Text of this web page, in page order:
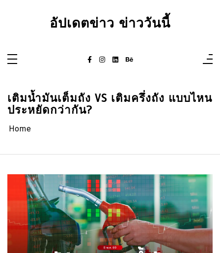
อัปเดตข่าว ข่าววันนี้
เติมน้ำมันเต็มถัง VS เติมครึ่งถัง แบบไหน
ประหยัดกว่ากัน?
Home